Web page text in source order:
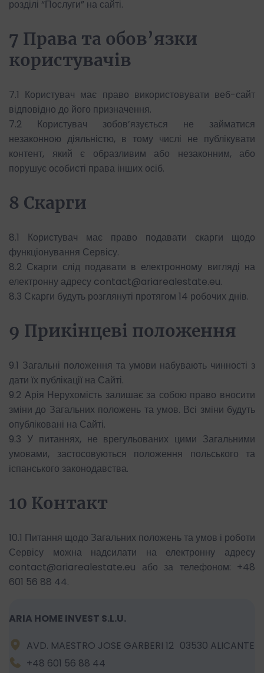
розділі “Послуги” на сайті.
7 Права та обов’язки
користувачів
7.1 Користувач має право використовувати веб-сайт
відповідно до його призначення.
7.2 Користувач зобов’язується не займатися
незаконною діяльністю, в тому числі не публікувати
контент, який є образливим або незаконним, або
порушує особисті права інших осіб.
8 Скарги
8.1 Користувач має право подавати скарги щодо
функціонування Сервісу.
8.2 Скарги слід подавати в електронному вигляді на
електронну адресу contact@ariarealestate.eu.
8.3 Скарги будуть розглянуті протягом 14 робочих днів.
9 Прикінцеві положення
9.1 Загальні положення та умови набувають чинності з
дати їх публікації на Сайті.
9.2 Арія Нерухомість залишає за собою право вносити
зміни до Загальних положень та умов. Всі зміни будуть
опубліковані на Сайті.
9.3 У питаннях, не врегульованих цими Загальними
умовами, застосовуються положення польського та
іспанського законодавства.
10 Контакт
10.1 Питання щодо Загальних положень та умов і роботи
Сервісу можна надсилати на електронну адресу
contact@ariarealestate.eu або за телефоном: +48
601 56 88 44.
ARIA HOME INVEST S.L.U.
AVD. MAESTRO JOSE GARBERI 12 03530 ALICANTE
+48 601 56 88 44